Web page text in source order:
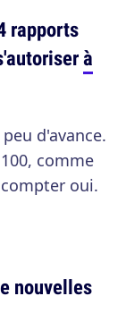
rapports
à
d'avance.
comme
oui.
nouvelles